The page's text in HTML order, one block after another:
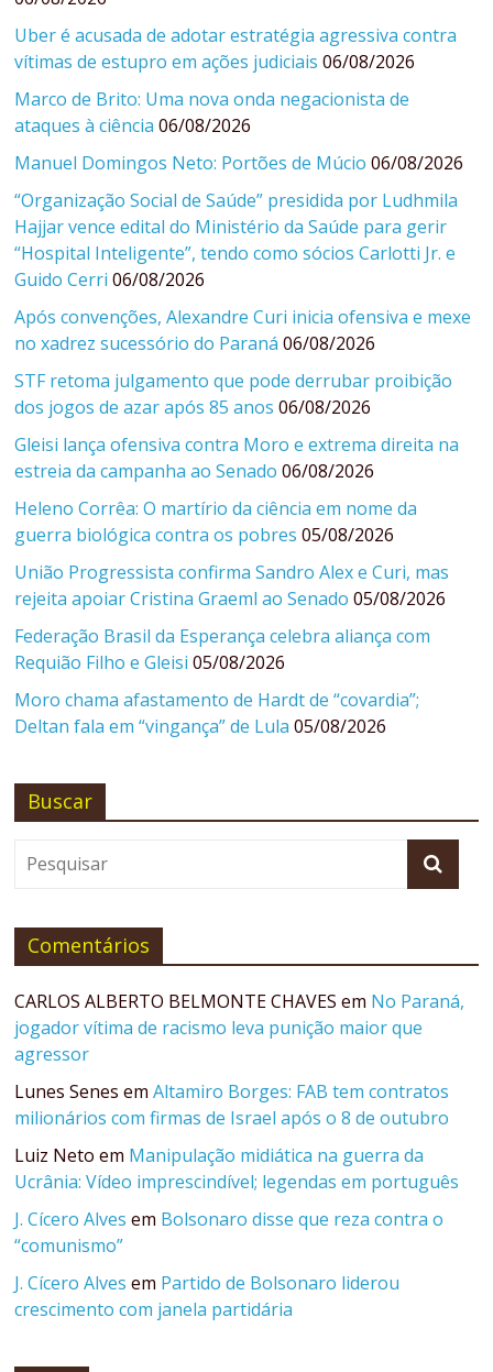
Uber é acusada de adotar estratégia agressiva contra
vítimas de estupro em ações judiciais 06/08/2026
Marco de Brito: Uma nova onda negacionista de
ataques à ciência 06/08/2026
Manuel Domingos Neto: Portões de Múcio 06/08/2026
“Organização Social de Saúde” presidida por Ludhmila
Hajjar vence edital do Ministério da Saúde para gerir
“Hospital Inteligente”, tendo como sócios Carlotti Jr. e
Guido Cerri 06/08/2026
Após convenções, Alexandre Curi inicia ofensiva e mexe
no xadrez sucessório do Paraná 06/08/2026
STF retoma julgamento que pode derrubar proibição
dos jogos de azar após 85 anos 06/08/2026
Gleisi lança ofensiva contra Moro e extrema direita na
estreia da campanha ao Senado 06/08/2026
Heleno Corrêa: O martírio da ciência em nome da
guerra biológica contra os pobres 05/08/2026
União Progressista confirma Sandro Alex e Curi, mas
rejeita apoiar Cristina Graeml ao Senado 05/08/2026
Federação Brasil da Esperança celebra aliança com
Requião Filho e Gleisi 05/08/2026
Moro chama afastamento de Hardt de “covardia”;
Deltan fala em “vingança” de Lula 05/08/2026
Buscar
Comentários
CARLOS ALBERTO BELMONTE CHAVES em No Paraná,
jogador vítima de racismo leva punição maior que
agressor
Lunes Senes emAltamiro Borges: FAB tem contratos
milionários com firmas de Israel após o 8 de outubro
Luiz Neto em Manipulação midiática na guerra da
Ucrânia: Vídeo imprescindível; legendas em português
J. Cícero Alves em Bolsonaro disse que reza contra o
“comunismo”
J. Cícero Alves em Partido de Bolsonaro liderou
crescimento com janela partidária